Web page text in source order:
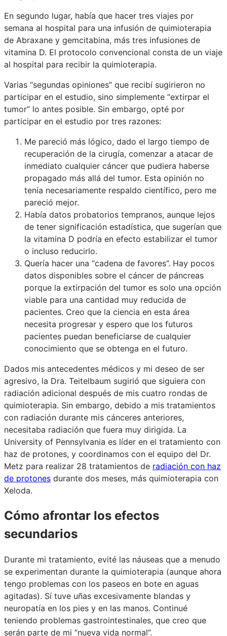
En segundo lugar, había que hacer tres viajes por
semana al hospital para una infusión de quimioterapia
de Abraxane y gemcitabina, más tres infusiones de
vitamina D. El protocolo convencional consta de un viaje
al hospital para recibir la quimioterapia.
Varias “segundas opiniones” que recibí sugirieron no
participar en el estudio, sino simplemente “extirpar el
tumor” lo antes posible. Sin embargo, opté por
participar en el estudio por tres razones:
Me pareció más lógico, dado el largo tiempo de
recuperación de la cirugía, comenzar a atacar de
inmediato cualquier cáncer que pudiera haberse
propagado más allá del tumor. Esta opinión no
tenía necesariamente respaldo científico, pero me
pareció mejor.
Había datos probatorios tempranos, aunque lejos
de tener significación estadística, que sugerían que
la vitamina D podría en efecto estabilizar el tumor
o incluso reducirlo.
Quería hacer una “cadena de favores”. Hay pocos
datos disponibles sobre el cáncer de páncreas
porque la extirpación del tumor es solo una opción
viable para una cantidad muy reducida de
pacientes. Creo que la ciencia en esta área
necesita progresar y espero que los futuros
pacientes puedan beneficiarse de cualquier
conocimiento que se obtenga en el futuro.
Dados mis antecedentes médicos y mi deseo de ser
agresivo, la Dra. Teitelbaum sugirió que siguiera con
radiación adicional después de mis cuatro rondas de
quimioterapia. Sin embargo, debido a mis tratamientos
con radiación durante mis cánceres anteriores,
necesitaba radiación que fuera muy dirigida. La
University of Pennsylvania es líder en el tratamiento con
haz de protones, y coordinamos con el equipo del Dr.
Metz para realizar 28 tratamientos de radiación con haz
de protones durante dos meses, más quimioterapia con
Xeloda.
Cómo afrontar los efectos
secundarios
Durante mi tratamiento, evité las náuseas que a menudo
se experimentan durante la quimioterapia (aunque ahora
tengo problemas con los paseos en bote en aguas
agitadas). Sí tuve uñas excesivamente blandas y
neuropatía en los pies y en las manos. Continué
teniendo problemas gastrointestinales, que creo que
serán parte de mi “nueva vida normal”.